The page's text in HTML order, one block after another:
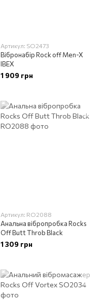
Артикул: SO2473
Вібронабір Rock off Men-X
IBEX
1 909 грн
Артикул: RO2088
Анальна вібропробка Rocks
Off Butt Throb Black
1 309 грн